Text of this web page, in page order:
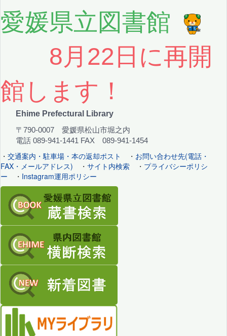
愛媛県立図書館
8月22日に再開
館します！
Ehime Prefectural Library
〒790-0007 愛媛県松山市堀之内
電話 089-941-1441 FAX 089-941-1454
・ 交通案内・駐車場・本の返却ポスト ・ お問い合わせ先(電話・
FAX・メールアドレス) ・ サイト内検索 ・ プライバシーポリシ
ー ・ Instagram運用ポリシー